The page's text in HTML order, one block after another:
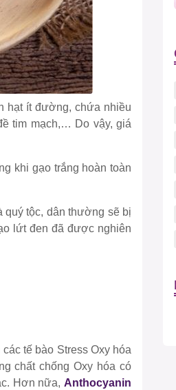
hạt ít đường, chứa nhiều
tim mạch,… Do vậy, giá
khi gạo trắng hoàn toàn
quý tộc, dân thường sẽ bị
lứt đen đã được nghiên
tế bào Stress Oxy hóa
chất chống Oxy hóa có
Hơn nữa, Anthocyanin